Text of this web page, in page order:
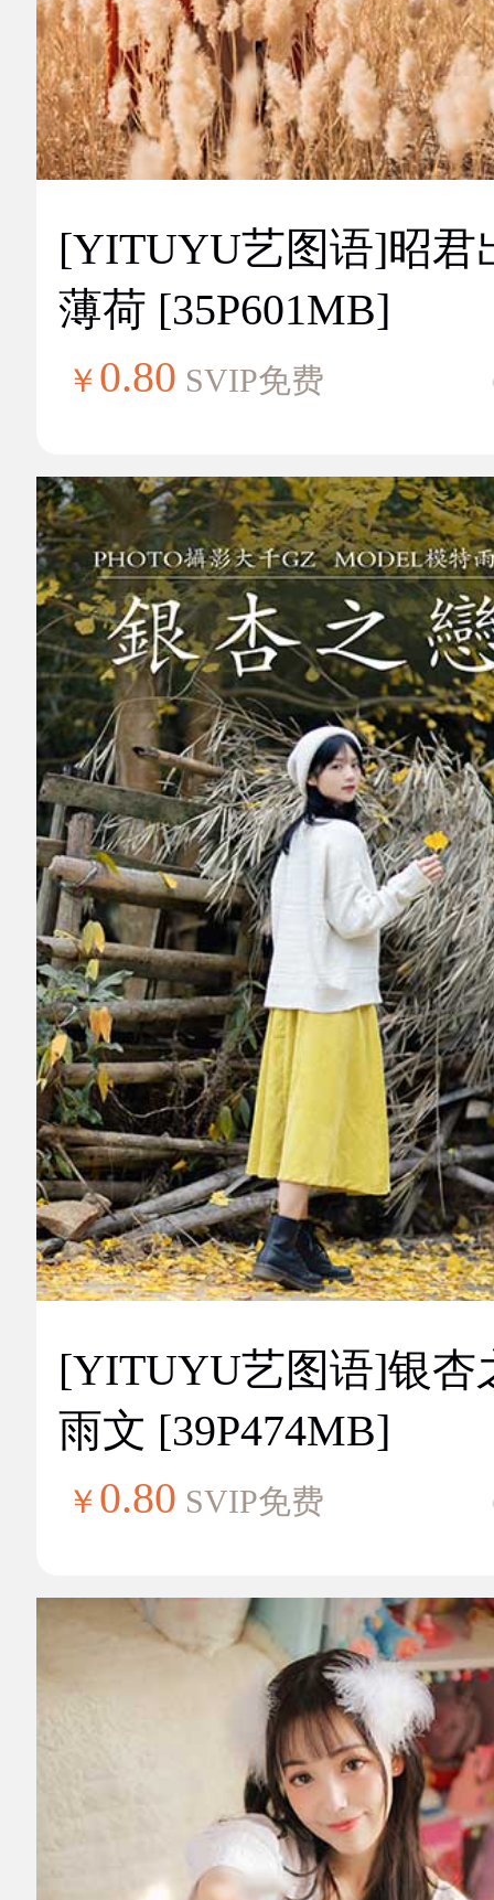
[YITUYU艺图语]昭君
薄荷 [35P601MB]
￥ 0.80 SVIP免费
[YITUYU艺图语]银杏
雨文 [39P474MB]
￥ 0.80 SVIP免费